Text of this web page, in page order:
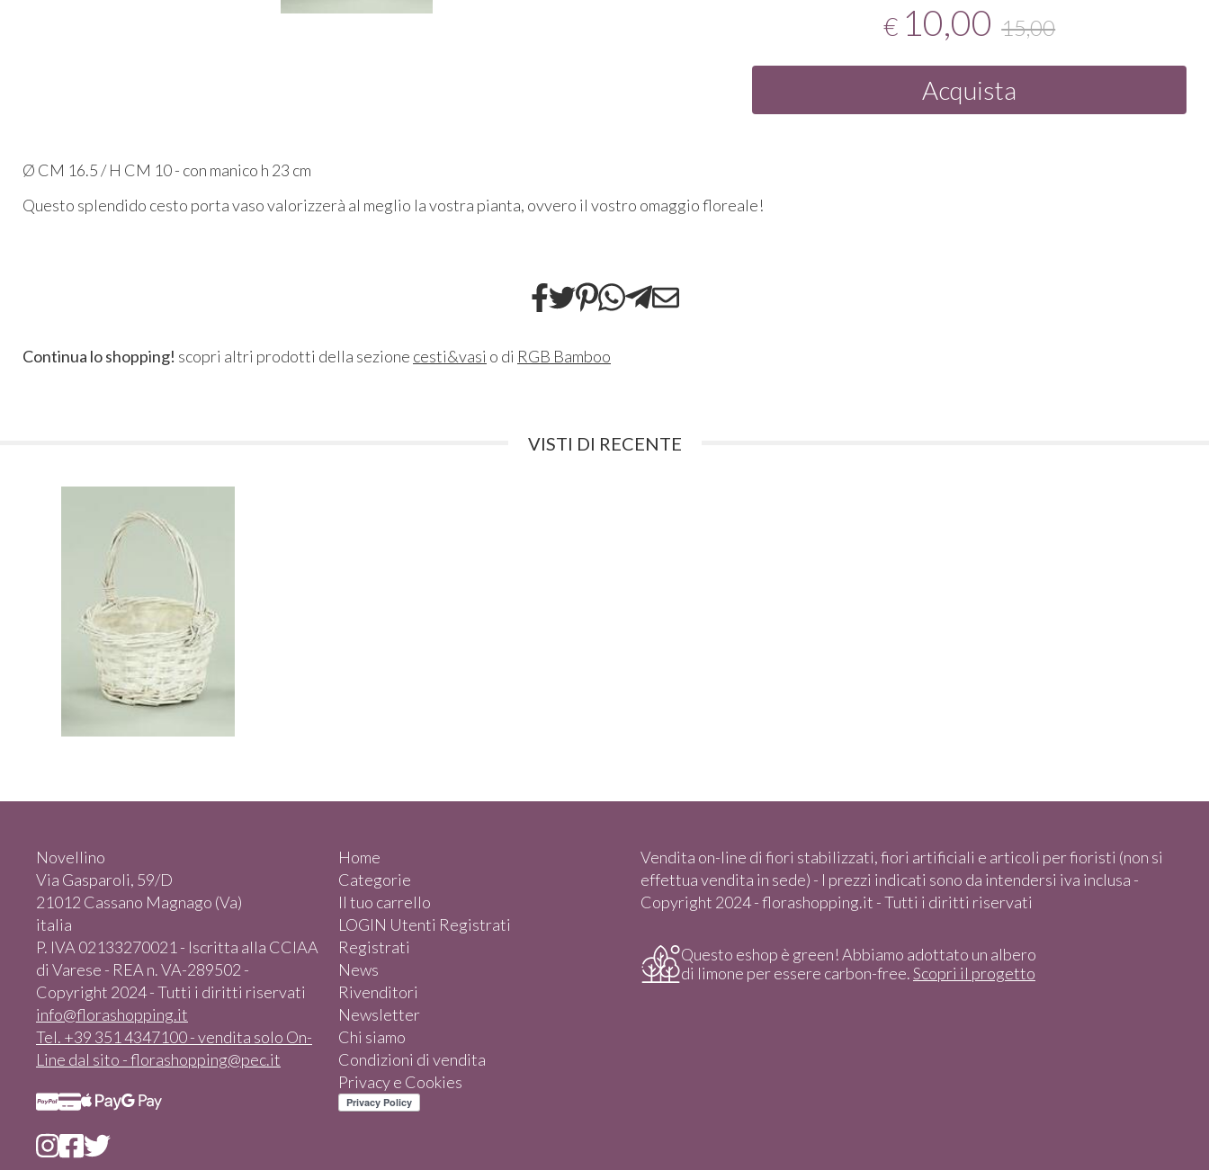
€ 10,00 15,00
Acquista
Ø CM 16.5 / H CM 10 - con manico h 23 cm
Questo splendido cesto porta vaso valorizzerà al meglio la vostra pianta, ovvero il vostro omaggio floreale!
Continua lo shopping! scopri altri prodotti della sezione cesti&vasi o di RGB Bamboo
VISTI DI RECENTE
Novellino
Via Gasparoli, 59/D
21012 Cassano Magnago (Va)
italia
P. IVA 02133270021 - Iscritta alla CCIAA
di Varese - REA n. VA-289502 -
Copyright 2024 - Tutti i diritti riservati
info@florashopping.it
Tel. +39 351 4347100 - vendita solo On-
Line dal sito - florashopping@pec.it
Home
Categorie
Il tuo carrello
LOGIN Utenti Registrati
Registrati
News
Rivenditori
Newsletter
Chi siamo
Condizioni di vendita
Privacy e Cookies
Vendita on-line di fiori stabilizzati, fiori artificiali e articoli per fioristi (non si
effettua vendita in sede) - I prezzi indicati sono da intendersi iva inclusa -
Copyright 2024 - florashopping.it - Tutti i diritti riservati
Questo eshop è green! Abbiamo adottato un albero
di limone per essere carbon-free.Scopri il progetto